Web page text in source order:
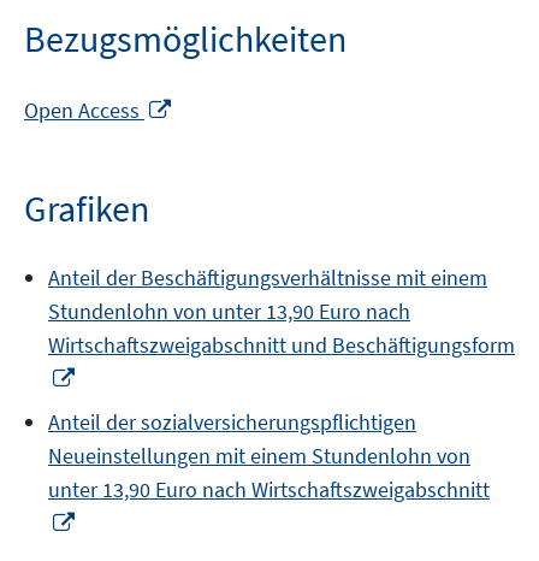
Bezugsmöglichkeiten
Open Access
Grafiken
Anteil der Beschäftigungsverhältnisse mit einem
Stundenlohn von unter 13,90 Euro nach
Wirtschaftszweigabschnitt und Beschäftigungsform
Fenster
öffnen
Anteil der sozialversicherungspflichtigen
Neueinstellungen mit einem Stundenlohn von
unter 13,90 Euro nach Wirtschaftszweigabschnitt